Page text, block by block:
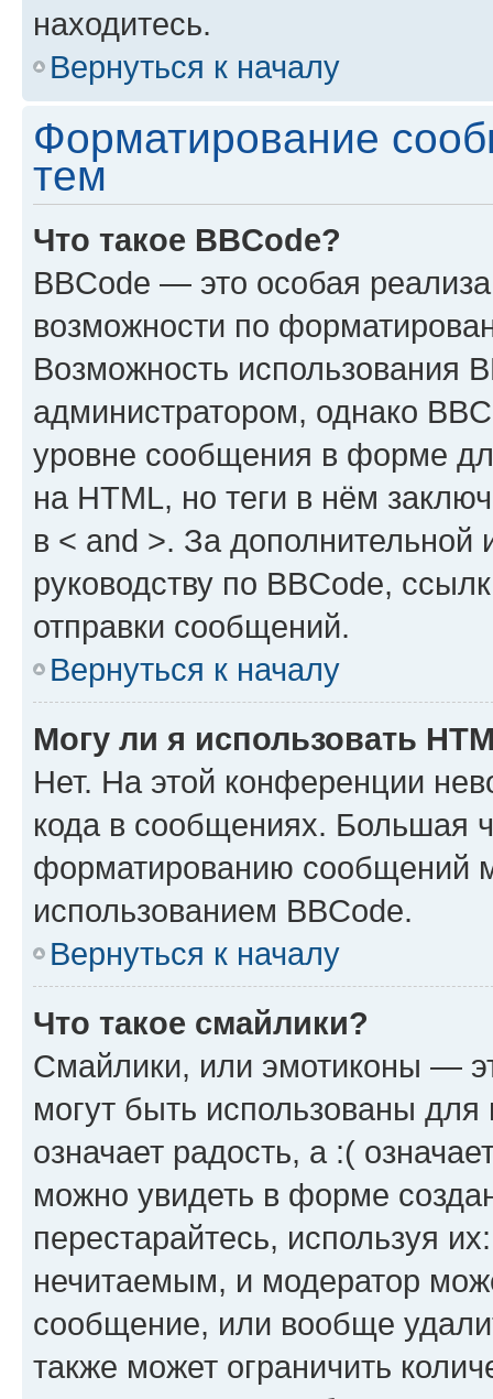
находитесь.
Вернуться к началу
Форматирование
тем
Что такое BBCode?
BBCode — это особая
возможности по
Возможность использования
администратором, однако
уровне сообщения в форме
на HTML, но теги в нём
в < and >. За
руководству по BBCode,
отправки сообщений.
Вернуться к началу
Могу ли я использовать
Нет. На этой конференции
кода в сообщениях. Большая
форматированию сообщений
использованием BBCode.
Вернуться к началу
Что такое смайлики?
Смайлики, или эмотиконы —
могут быть использованы
означает радость, а :(
можно увидеть в форме
перестарайтесь, используя
нечитаемым, и модератор
сообщение, или вообще
также может ограничить